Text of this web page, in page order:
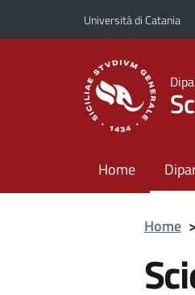
Vai al contenuto principale
Vai al menu di navigazione
Università di Catania
Home
Home >